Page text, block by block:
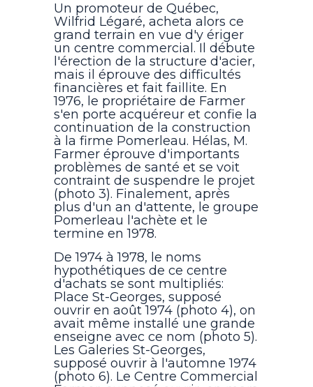
Un promoteur de Québec,
Wilfrid Légaré, acheta alors ce
grand terrain en vue d'y ériger
un centre commercial. Il débute
l'érection de la structure d'acier,
mais il éprouve des difficultés
financières et fait faillite. En
1976, le propriétaire de Farmer
s'en porte acquéreur et confie la
continuation de la construction
à la firme Pomerleau. Hélas, M.
Farmer éprouve d'importants
problèmes de santé et se voit
contraint de suspendre le projet
(photo 3). Finalement, après
plus d'un an d'attente, le groupe
Pomerleau l'achète et le
termine en 1978.
De 1974 à 1978, le noms
hypothétiques de ce centre
d'achats se sont multipliés:
Place St-Georges, supposé
ouvrir en août 1974 (photo 4), on
avait même installé une grande
enseigne avec ce nom (photo 5).
Les Galeries St-Georges,
supposé ouvrir à l'automne 1974
(photo 6). Le Centre Commercial